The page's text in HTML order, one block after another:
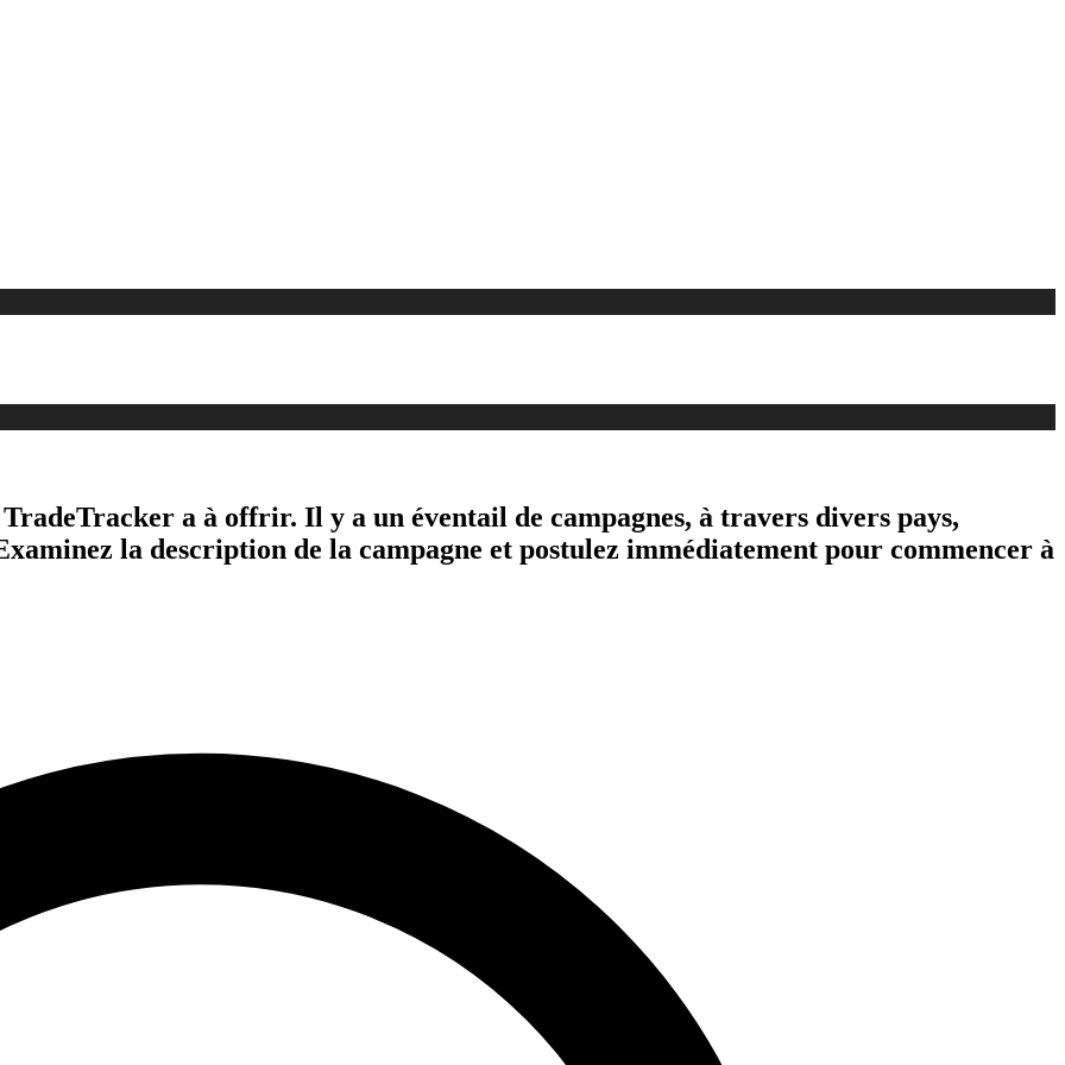
a à offrir. Il y a un éventail de campagnes, à travers divers pays,
la description de la campagne et postulez immédiatement pour commencer à